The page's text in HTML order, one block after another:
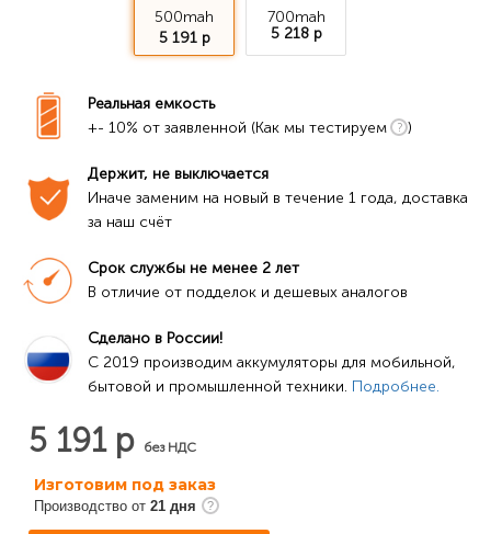
500mah
5 191 р
700mah
5 218 р
Реальная емкость
+- 10% от заявленной (Как мы тестируем
)
Держит, не выключается
Иначе заменим на новый в течение 1 года, доставка
за наш счёт
Срок службы не менее 2 лет
В отличие от подделок и дешевых аналогов
Сделано в России!
C 2019 производим аккумуляторы для мобильной,
бытовой и промышленной техники. Подробнее.
5 191 р без НДС
Изготовим под заказ
Производство от 21 дня